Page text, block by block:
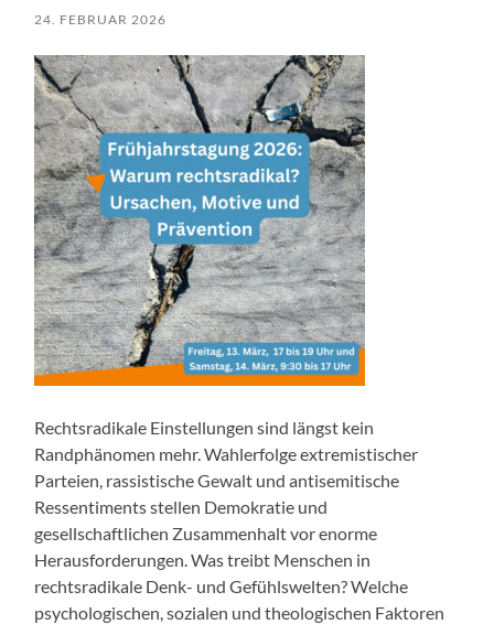
24. FEBRUAR 2026
Rechtsradikale Einstellungen sind längst kein
Randphänomen mehr. Wahlerfolge extremistischer
Parteien, rassistische Gewalt und antisemitische
Ressentiments stellen Demokratie und
gesellschaftlichen Zusammenhalt vor enorme
Herausforderungen. Was treibt Menschen in
rechtsradikale Denk- und Gefühlswelten? Welche
psychologischen, sozialen und theologischen Faktoren